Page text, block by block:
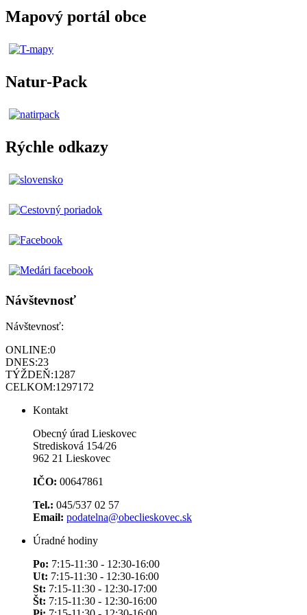
Mapový portál obce
Natur-Pack
Rýchle odkazy
Návštevnosť
Návštevnosť:
ONLINE:0
DNES:23
TÝŽDEŇ:1287
CELKOM:1297172
Kontakt
Obecný úrad Lieskovec
Stredisková 154/26
962 21 Lieskovec
IČO: 00647861
Tel.: 045/537 02 57
Email: podatelna@obeclieskovec.sk
Úradné hodiny
Po: 7:15-11:30 - 12:30-16:00
Ut: 7:15-11:30 - 12:30-16:00
St: 7:15-11:30 - 12:30-17:00
Št: 7:15-11:30 - 12:30-16:00